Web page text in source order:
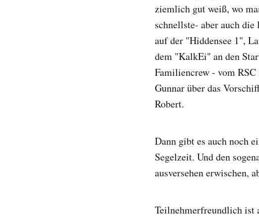
ziemlich gut weiß, wo
schnellste- aber auch
auf der "Hiddensee 1",
dem "KalkEi" an den
Familiencrew - vom
Gunnar über das
Robert.
Dann gibt es auch noch
Segelzeit. Und den
ausversehen erwischen,
Teilnehmerfreundlich ist